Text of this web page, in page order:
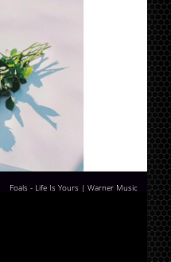
Foals - Life Is Yours | Warner Music